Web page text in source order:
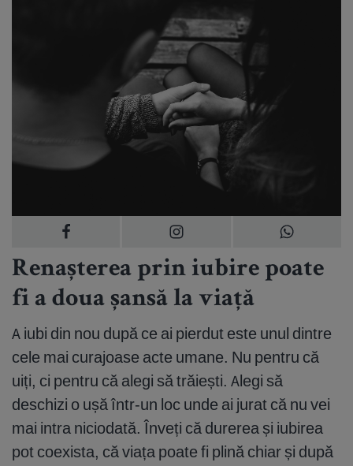
Renașterea prin iubire poate
fi a doua șansă la viață
A iubi din nou după ce ai pierdut este unul dintre
cele mai curajoase acte umane. Nu pentru că
uiți, ci pentru că alegi să trăiești. Alegi să
deschizi o ușă într-un loc unde ai jurat că nu vei
mai intra niciodată. Înveți că durerea și iubirea
pot coexista, că viața poate fi plină chiar și după